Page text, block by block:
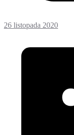
26 listopada 2020